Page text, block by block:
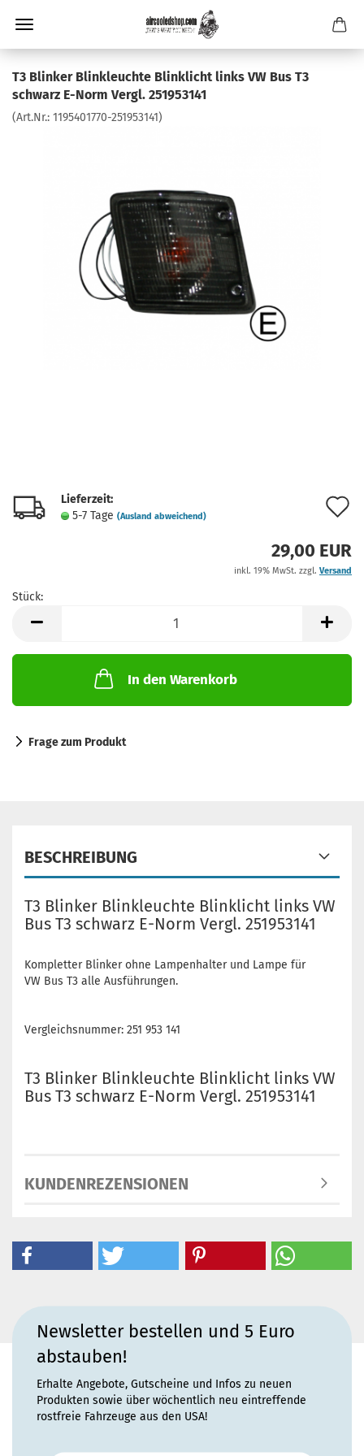
T3 Blinker Blinkleuchte Blinklicht links VW Bus T3
schwarz E-Norm Vergl. 251953141
(Art.Nr.: 1195401770-251953141)
Lieferzeit:
5-7 Tage (Ausland abweichend)
29,00 EUR
inkl. 19% MwSt. zzgl. Versand
Stück:
In den Warenkorb
Frage zum Produkt
BESCHREIBUNG
T3 Blinker Blinkleuchte Blinklicht links VW
Bus T3 schwarz E-Norm Vergl. 251953141
Kompletter Blinker ohne Lampenhalter und Lampe für
VW Bus T3 alle Ausführungen.
Vergleichsnummer: 251 953 141
T3 Blinker Blinkleuchte Blinklicht links VW
Bus T3 schwarz E-Norm Vergl. 251953141
KUNDENREZENSIONEN
Newsletter bestellen und 5 Euro
abstauben!
Erhalte Angebote, Gutscheine und Infos zu neuen
Produkten sowie über wöchentlich neu eintreffende
rostfreie Fahrzeuge aus den USA!